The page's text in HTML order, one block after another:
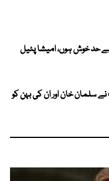
بے حد خوش ہوں، امیشا پٹیل
سلمان خان اور ان کی بہن کو